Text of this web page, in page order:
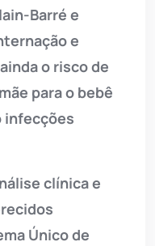
Barré e
e
o risco de
para o bebê
infecções
clínica e
Único de